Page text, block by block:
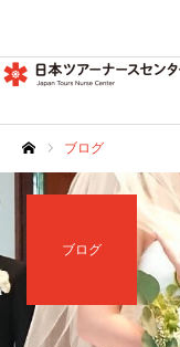
ブログ
ブログ